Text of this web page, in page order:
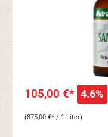
105,00 €* 4.6%
(875,00 €* / 1 Liter)